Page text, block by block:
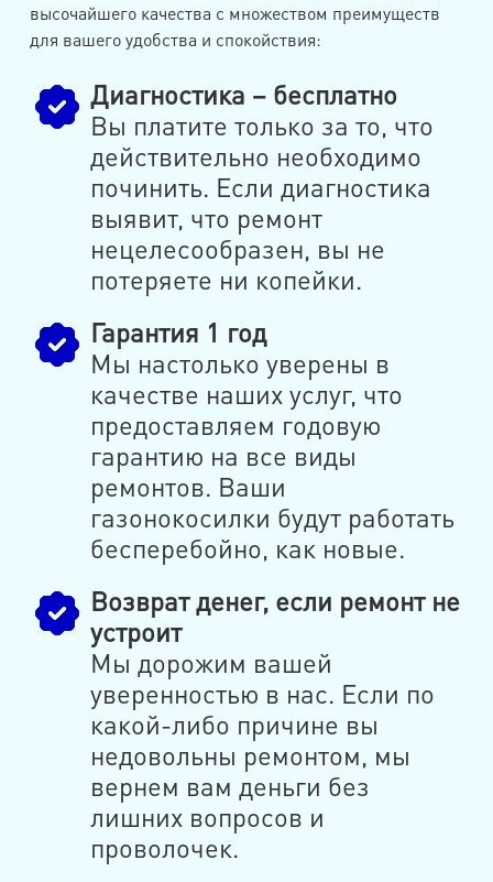
высочайшего качества с множеством преимуществ
для вашего удобства и спокойствия:
Диагностика – бесплатно
Вы платите только за то, что
действительно необходимо
починить. Если диагностика
выявит, что ремонт
нецелесообразен, вы не
потеряете ни копейки.
Гарантия 1 год
Мы настолько уверены в
качестве наших услуг, что
предоставляем годовую
гарантию на все виды
ремонтов. Ваши
газонокосилки будут работать
бесперебойно, как новые.
Возврат денег, если ремонт не
устроит
Мы дорожим вашей
уверенностью в нас. Если по
какой-либо причине вы
недовольны ремонтом, мы
вернем вам деньги без
лишних вопросов и
проволочек.